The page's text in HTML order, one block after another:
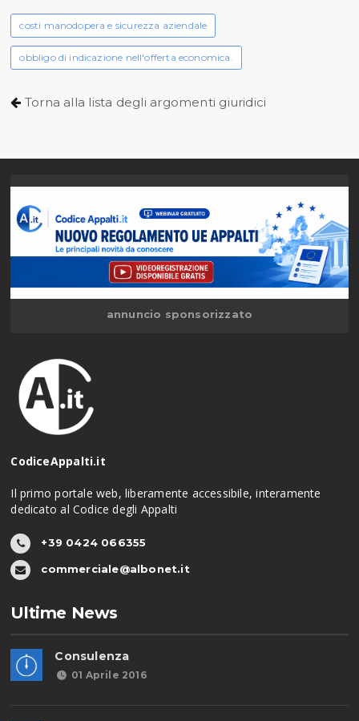
costi manodopera e sicurezza aziendale
obbligo di indicazione nell'offerta economica.
Torna alla lista degli argomenti giuridici
annuncio sponsorizzato
CodiceAppalti.it
Il primo portale web, liberamente accessibile, interamente
dedicato al Codice degli Appalti
+39 0424 066355
commerciale@albonet.it
Ultime News
Consulenza
01 Aprile 2016